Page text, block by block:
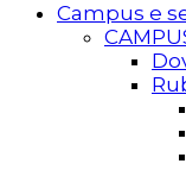
Campus e